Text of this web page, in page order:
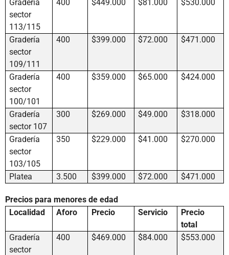
Gradería
sector
113/115
400 $449.000 $81.000 $530.000
Gradería
sector
109/111
400 $399.000 $72.000 $471.000
Gradería
sector
100/101
400 $359.000 $65.000 $424.000
Gradería
sector 107
300 $269.000 $49.000 $318.000
Gradería
sector
103/105
350 $229.000 $41.000 $270.000
Platea 3.500 $399.000 $72.000 $471.000
Precios para menores de edad
Localidad
Aforo Precio Servicio
Precio
total
Gradería
sector
400 $469.000 $84.000 $553.000